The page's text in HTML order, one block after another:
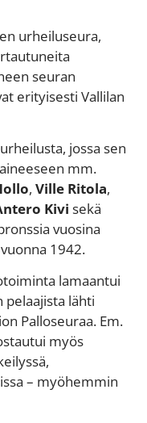
urheiluseura,
seuran
erityisesti Vallilan
jossa sen
mm.
,Ville Ritola,
Kivi sekä
vuosina
1942.
lamaantui
pelaajista lähti
Palloseuraa. Em.
myös
– myöhemmin